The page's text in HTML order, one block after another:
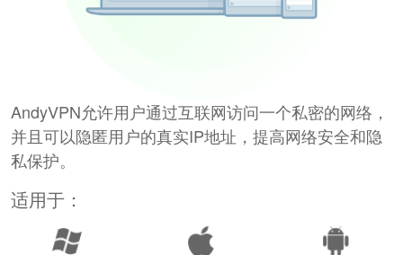
AndyVPN允许用户通过互联网访问一个私密的网络，
并且可以隐匿用户的真实IP地址，提高网络安全和隐
私保护。
适用于：